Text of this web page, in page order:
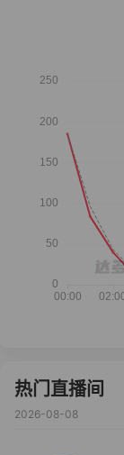
热门直播间
2026-08-08